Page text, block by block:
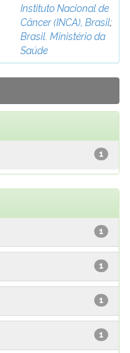
Instituto Nacional de
Câncer (INCA), Brasil;
Brasil. Ministério da
Saúde
1
1
1
1
1